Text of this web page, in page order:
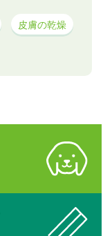
皮膚の乾燥